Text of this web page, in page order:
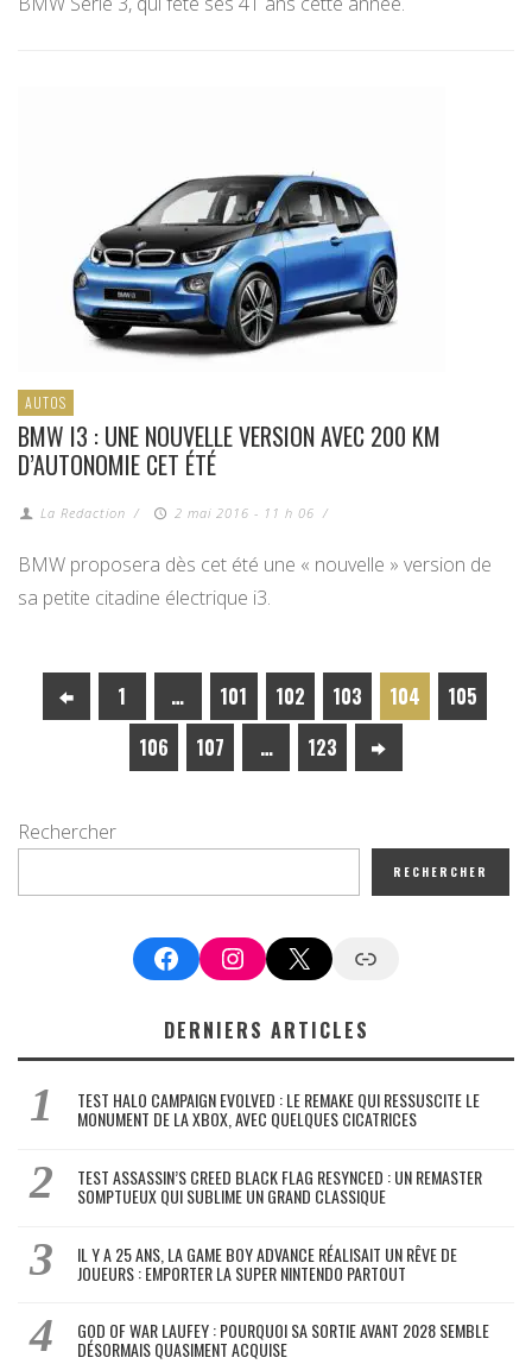
AUTOS
BMW I3 : UNE NOUVELLE VERSION AVEC 200 KM
D’AUTONOMIE CET ÉTÉ
La Redaction / 2 mai 2016 - 11 h 06 /
BMW proposera dès cet été une « nouvelle » version de
sa petite citadine électrique i3.
1 … 101 102 103 104
105
106
107 … 123
Rechercher
RECHERCHER
FacebookInstagram
X Google News
DERNIERS ARTICLES
TEST HALO CAMPAIGN EVOLVED : LE REMAKE QUI RESSUSCITE LE
MONUMENT DE LA XBOX, AVEC QUELQUES CICATRICES
TEST ASSASSIN’S CREED BLACK FLAG RESYNCED : UN REMASTER
SOMPTUEUX QUI SUBLIME UN GRAND CLASSIQUE
IL Y A 25 ANS, LA GAME BOY ADVANCE RÉALISAIT UN RÊVE DE
JOUEURS : EMPORTER LA SUPER NINTENDO PARTOUT
GOD OF WAR LAUFEY : POURQUOI SA SORTIE AVANT 2028 SEMBLE
DÉSORMAIS QUASIMENT ACQUISE